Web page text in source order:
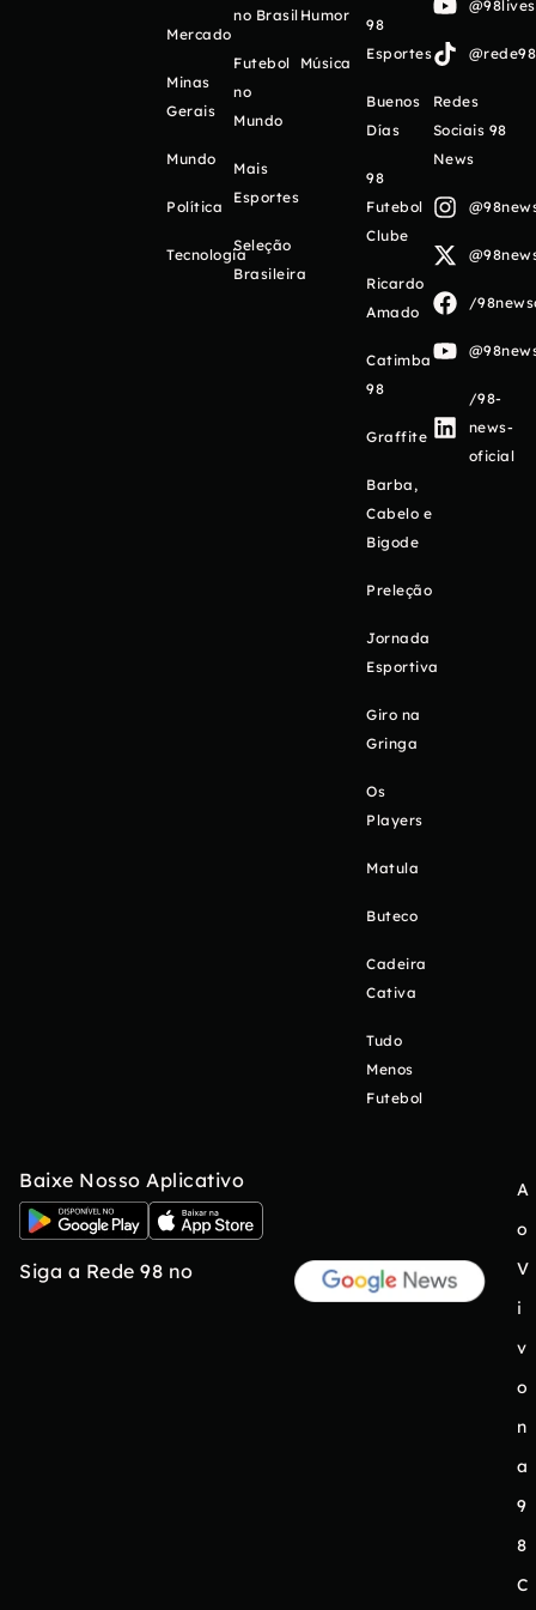
Mercado
Minas
Gerais
Mundo
Política
Tecnologia
no Brasil
Futebol
no
Mundo
Mais
Esportes
Seleção
Brasileira
Humor
Música
98
Esportes
Buenos
Días
98
Futebol
Clube
Ricardo
Amado
Catimba
98
Graffite
Barba,
Cabelo e
Bigode
Preleção
Jornada
Esportiva
Giro na
Gringa
Os
Players
Matula
Buteco
Cadeira
Cativa
Tudo
Menos
Futebol
Redes
Sociais 98
News
/
/98-
news-
oficial
Baixe Nosso Aplicativo
Siga a Rede 98 no
A
o
V
i
v
o
n
a
9
8
C